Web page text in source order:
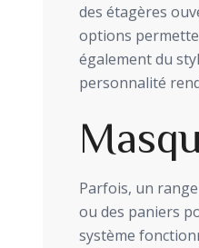
des étagères
options
également du
personnalité
Parfois, un
ou des paniers
système